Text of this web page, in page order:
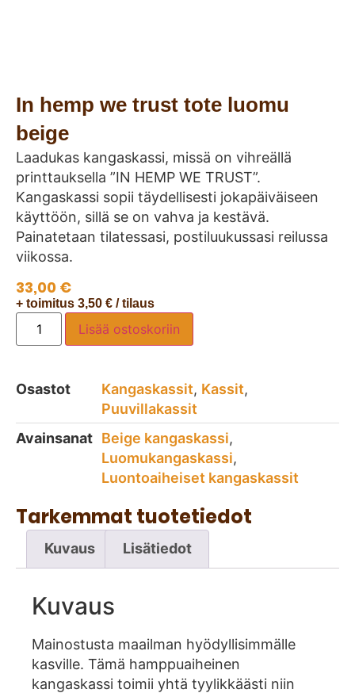
In hemp we trust tote luomu
beige
Laadukas kangaskassi, missä on vihreällä
printtauksella ”IN HEMP WE TRUST”.
Kangaskassi sopii täydellisesti jokapäiväiseen
käyttöön, sillä se on vahva ja kestävä.
Painatetaan tilatessasi, postiluukussasi reilussa
viikossa.
33,00 €
+ toimitus 3,50 € / tilaus
Lisää ostoskoriin
Osastot Kangaskassit, Kassit,
Puuvillakassit
Avainsanat Beige kangaskassi,
Luomukangaskassi,
Luontoaiheiset kangaskassit
Tarkemmat tuotetiedot
Kuvaus Lisätiedot
Kuvaus
Mainostusta maailman hyödyllisimmälle
kasville. Tämä hamppuaiheinen
kangaskassi toimii yhtä tyylikkäästi niin